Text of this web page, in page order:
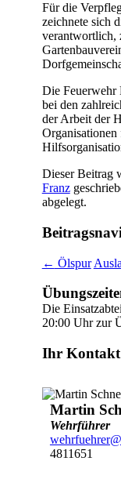
Für die
zeichnete sich
verantwortlich,
Die Feuerwehr
bei den
der Arbeit der
Organisationen
Dieser Beitrag
Franz
abgelegt.
← Ölspur
Die
20:00 Uhr zur
Ihr Kontakt
Martin
Wehrführer
4811651